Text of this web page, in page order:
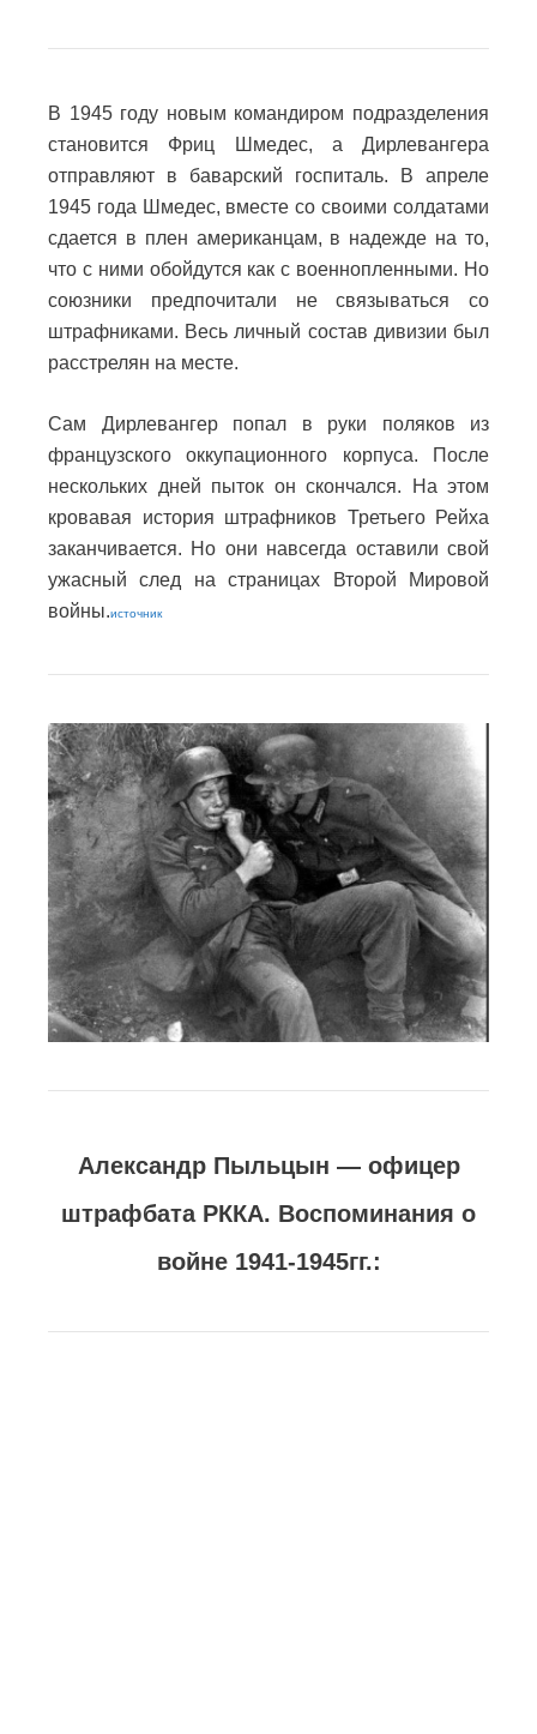
В 1945 году новым командиром подразделения
становится Фриц Шмедес, а Дирлевангера
отправляют в баварский госпиталь. В апреле
1945 года Шмедес, вместе со своими солдатами
сдается в плен американцам, в надежде на то,
что с ними обойдутся как с военнопленными. Но
союзники предпочитали не связываться со
штрафниками. Весь личный состав дивизии был
расстрелян на месте.
Сам Дирлевангер попал в руки поляков из
французского оккупационного корпуса. После
нескольких дней пыток он скончался. На этом
кровавая история штрафников Третьего Рейха
заканчивается. Но они навсегда оставили свой
ужасный след на страницах Второй Мировой
войны.источник
Александр Пыльцын — офицер
штрафбата РККА. Воспоминания о
войне 1941-1945гг.: